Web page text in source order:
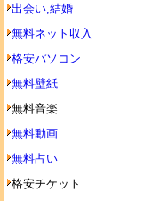
出会い,結婚
無料ネット収入
格安パソコン
無料壁紙
無料音楽
無料動画
無料占い
格安チケット